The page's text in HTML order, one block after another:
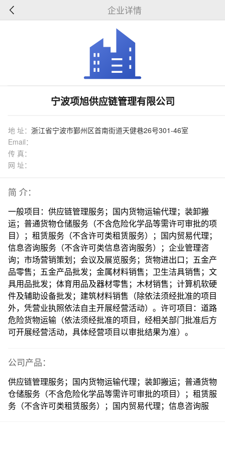
企业详情
宁波项旭供应链管理有限公司
地 址： 浙江省宁波市鄞州区首南街道天健巷26号301-46室
Email：
传 真：
网 址：
简 介：
一般项目：供应链管理服务；国内货物运输代理；装卸搬
运；普通货物仓储服务（不含危险化学品等需许可审批的项
目）；租赁服务（不含许可类租赁服务）；国内贸易代理；
信息咨询服务（不含许可类信息咨询服务）；企业管理咨
询；市场营销策划；会议及展览服务；货物进出口；五金产
品零售；五金产品批发；金属材料销售；卫生洁具销售；文
具用品批发；体育用品及器材零售；木材销售；计算机软硬
件及辅助设备批发；建筑材料销售（除依法须经批准的项目
外，凭营业执照依法自主开展经营活动）。许可项目：道路
危险货物运输（依法须经批准的项目，经相关部门批准后方
可开展经营活动，具体经营项目以审批结果为准）。
公司产品：
供应链管理服务；国内货物运输代理；装卸搬运；普通货物
仓储服务（不含危险化学品等需许可审批的项目）；租赁服
务（不含许可类租赁服务）；国内贸易代理；信息咨询服